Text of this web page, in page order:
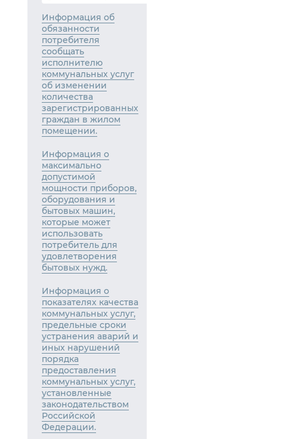
Информация об
обязанности
потребителя
сообщать
исполнителю
коммунальных услуг
об изменении
количества
зарегистрированных
граждан в жилом
помещении.
Информация о
максимально
допустимой
мощности приборов,
оборудования и
бытовых машин,
которые может
использовать
потребитель для
удовлетворения
бытовых нужд.
Информация о
показателях качества
коммунальных услуг,
предельные сроки
устранения аварий и
иных нарушений
порядка
предоставления
коммунальных услуг,
установленные
законодательством
Российской
Федерации.